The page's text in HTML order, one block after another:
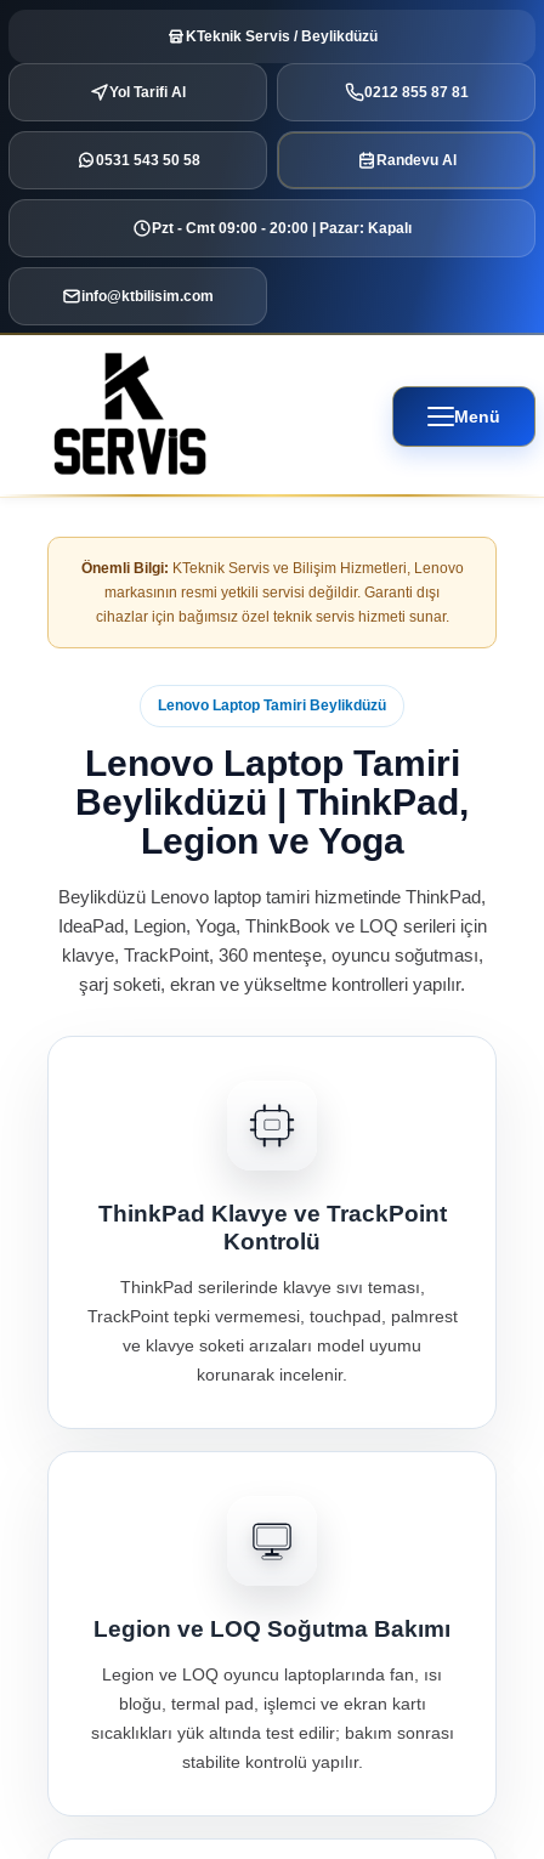
KTeknik Servis / Beylikdüzü
Yol Tarifi Al 0212 855 87 81
0531 543 50 58 Randevu Al
Pzt - Cmt 09:00 - 20:00 | Pazar: Kapalı
info@ktbilisim.com
Menü
Önemli Bilgi: KTeknik Servis ve Bilişim Hizmetleri, Lenovo
markasının resmi yetkili servisi değildir. Garanti dışı
cihazlar için bağımsız özel teknik servis hizmeti sunar.
Lenovo Laptop Tamiri Beylikdüzü
Lenovo Laptop Tamiri
Beylikdüzü | ThinkPad,
Legion ve Yoga
Beylikdüzü Lenovo laptop tamiri hizmetinde ThinkPad,
IdeaPad, Legion, Yoga, ThinkBook ve LOQ serileri için
klavye, TrackPoint, 360 menteşe, oyuncu soğutması,
şarj soketi, ekran ve yükseltme kontrolleri yapılır.
ThinkPad Klavye ve TrackPoint
Kontrolü
ThinkPad serilerinde klavye sıvı teması,
TrackPoint tepki vermemesi, touchpad, palmrest
ve klavye soketi arızaları model uyumu
korunarak incelenir.
Legion ve LOQ Soğutma Bakımı
Legion ve LOQ oyuncu laptoplarında fan, ısı
bloğu, termal pad, işlemci ve ekran kartı
sıcaklıkları yük altında test edilir; bakım sonrası
stabilite kontrolü yapılır.